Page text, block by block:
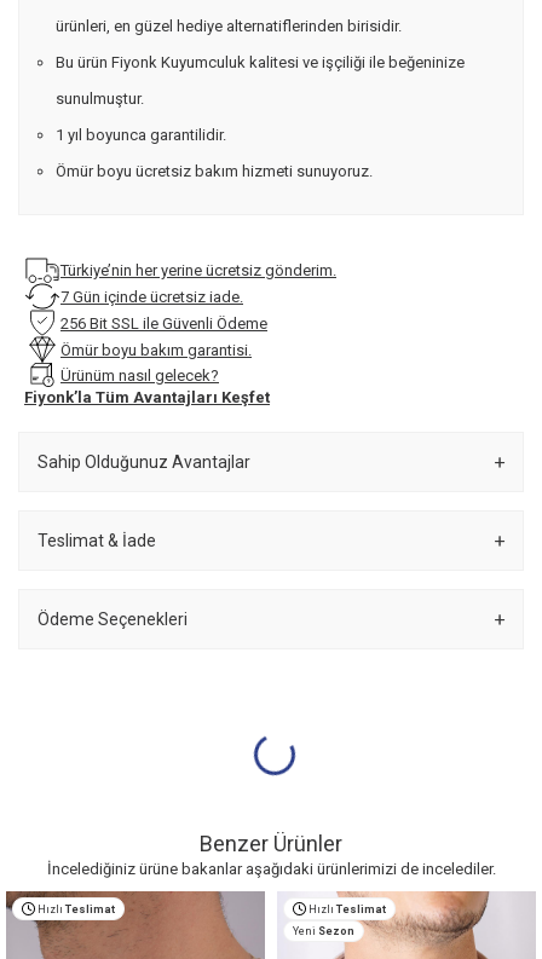
ürünleri, en güzel hediye alternatiflerinden birisidir.
Bu ürün Fiyonk Kuyumculuk kalitesi ve işçiliği ile beğeninize
sunulmuştur.
1 yıl boyunca garantilidir.
Ömür boyu ücretsiz bakım hizmeti sunuyoruz.
Türkiye’nin her yerine ücretsiz gönderim.
7 Gün içinde ücretsiz iade.
256 Bit SSL ile Güvenli Ödeme
Ömür boyu bakım garantisi.
Ürünüm nasıl gelecek?
Fiyonk’la Tüm Avantajları Keşfet
Sahip Olduğunuz Avantajlar
Teslimat & İade
Ödeme Seçenekleri
Benzer Ürünler
İncelediğiniz ürüne bakanlar aşağıdaki ürünlerimizi de incelediler.
Hızlı Teslimat Hızlı Teslimat
Yeni Sezon